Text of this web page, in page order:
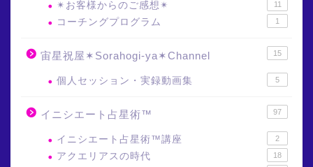
✴︎お客様からのご感想✴︎ 11
コーチングプログラム 1
宙星祝屋✶Sorahogi-ya✶Channel 15
個人セッション・実録動画集 5
イニシエート占星術™ 97
イニシエート占星術™講座 2
アクエリアスの時代 18